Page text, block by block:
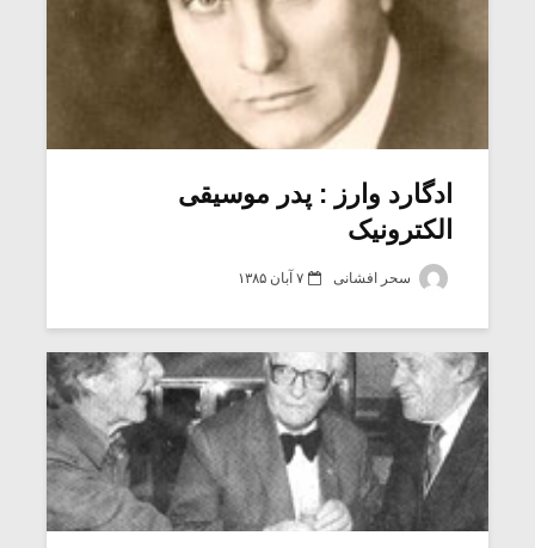
ادگارد وارز : پدر موسیقی
الکترونیک
سحر افشانی ۷ آبان ۱۳۸۵
میکلوش روژا موریس ژار